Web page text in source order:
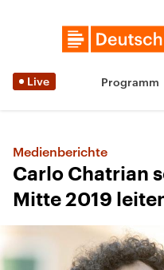
Live Programm
Medienberichte
Carlo Chatrian
Mitte 2019